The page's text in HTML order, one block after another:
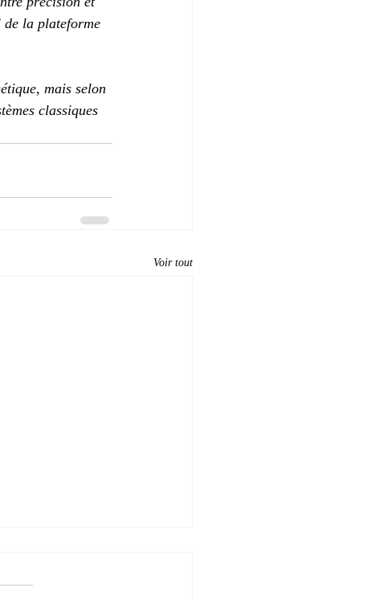
de la plateforme
mais selon
classiques
Voir tout